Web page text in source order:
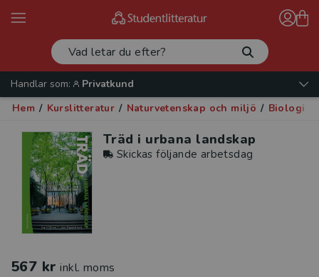
Handlar som:
Privatkund
Hem / Kurslitteratur / Naturvetenskap och miljö / Biologi
Träd i urbana landskap
Skickas följande arbetsdag
567 kr inkl. moms